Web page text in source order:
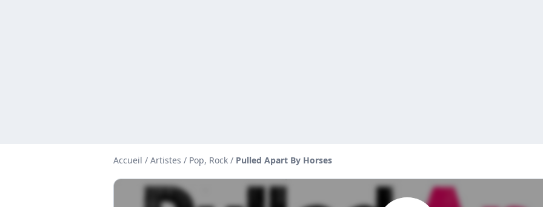
Accueil / Artistes / Pop, Rock / Pulled Apart By Horses